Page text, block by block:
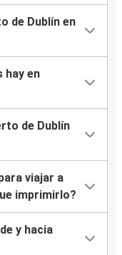
de Dublín en
hay en
de Dublín
viajar a
imprimirlo?
y hacia